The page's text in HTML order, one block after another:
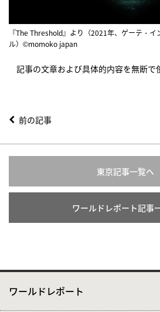
『The Threshold』より（2021年、ゲーテ・イ
ル）©momoko japan
記事の文章および具体的内容を無断で
前の記事
東京記事一覧へ
ワールドレポート記事
ワールドレポート